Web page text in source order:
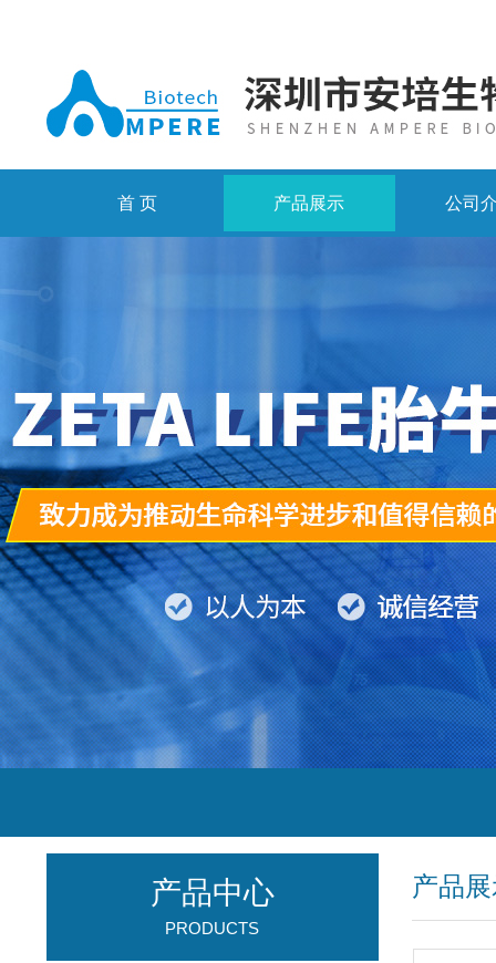
首 页 产品展示 公司
产品
产品中心
PRODUCTS